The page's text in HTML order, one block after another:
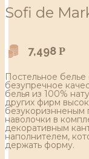
Sofi de
7,498 Р
Постельное
безупречное
белья из 100%
других фирм
наволочки в
декоративным
наполнителем,
держать форму.